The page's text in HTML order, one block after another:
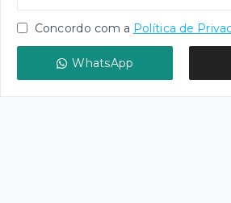
Concordo com a Política de
WhatsApp